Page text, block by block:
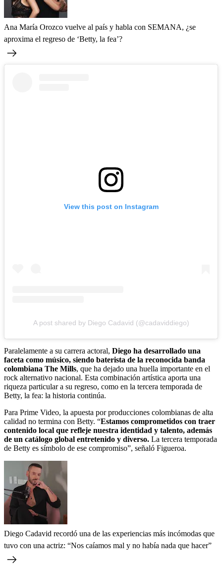
Ana María Orozco vuelve al país y habla con SEMANA, ¿se
aproxima el regreso de ‘Betty, la fea’?
View this post on Instagram
A post shared by Diego Cadavid (@cadaviddiego)
Paralelamente a su carrera actoral, Diego ha desarrollado una
faceta como músico, siendo baterista de la reconocida banda
colombiana The Mills, que ha dejado una huella importante en el
rock alternativo nacional. Esta combinación artística aporta una
riqueza particular a su regreso, como en la tercera temporada de
Betty, la fea: la historia continúa.
Para Prime Video, la apuesta por producciones colombianas de alta
calidad no termina con Betty. “Estamos comprometidos con traer
contenido local que refleje nuestra identidad y talento, además
de un catálogo global entretenido y diverso. La tercera temporada
de Betty es símbolo de ese compromiso”, señaló Figueroa.
Diego Cadavid recordó una de las experiencias más incómodas que
tuvo con una actriz: “Nos caíamos mal y no había nada que hacer”